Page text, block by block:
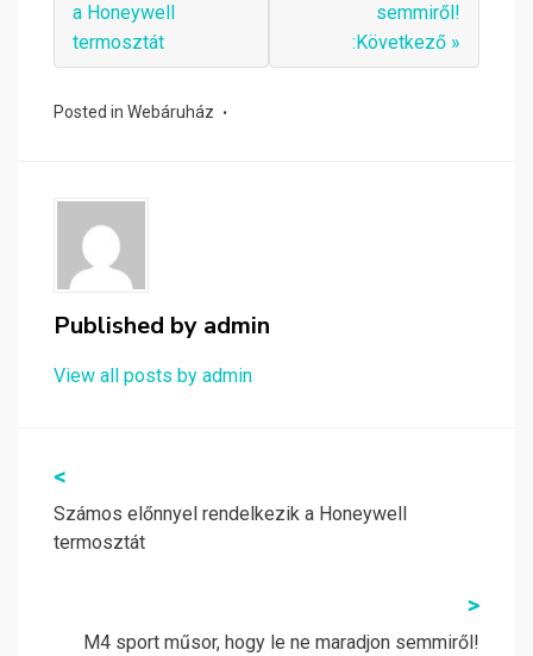
a Honeywell
termosztát
semmiről!
:Következő »
Posted in Webáruház
Published by admin
View all posts by admin
Bejegyzés
navigáció
<
Számos előnnyel rendelkezik a Honeywell
termosztát
>
M4 sport műsor, hogy le ne maradjon semmiről!